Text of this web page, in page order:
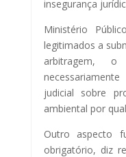
insegurança
Ministério
legitimados a
arbitragem,
judicial sobre
ambiental por
Outro aspecto
obrigatório, diz